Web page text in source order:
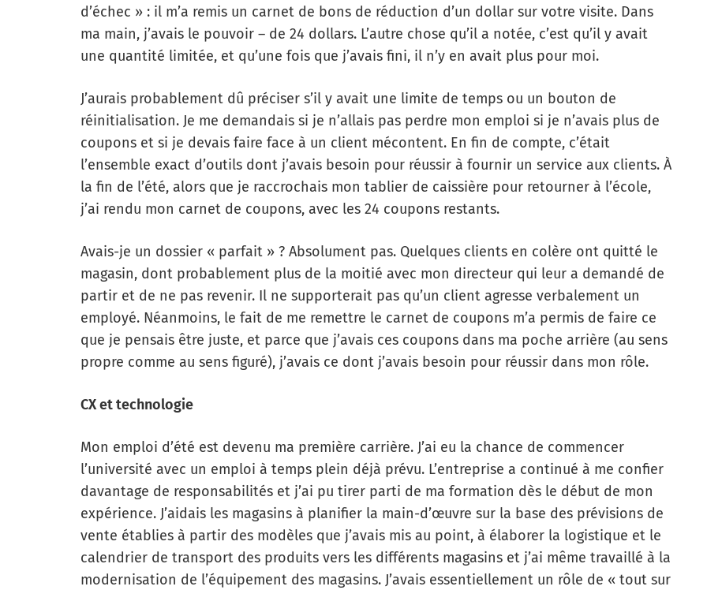
d’échec » : il m’a remis un carnet de bons de réduction d’un dollar sur votre visite. Dans
ma main, j’avais le pouvoir – de 24 dollars. L’autre chose qu’il a notée, c’est qu’il y avait
une quantité limitée, et qu’une fois que j’avais fini, il n’y en avait plus pour moi.
J’aurais probablement dû préciser s’il y avait une limite de temps ou un bouton de
réinitialisation. Je me demandais si je n’allais pas perdre mon emploi si je n’avais plus de
coupons et si je devais faire face à un client mécontent. En fin de compte, c’était
l’ensemble exact d’outils dont j’avais besoin pour réussir à fournir un service aux clients. À
la fin de l’été, alors que je raccrochais mon tablier de caissière pour retourner à l’école,
j’ai rendu mon carnet de coupons, avec les 24 coupons restants.
Avais-je un dossier « parfait » ? Absolument pas. Quelques clients en colère ont quitté le
magasin, dont probablement plus de la moitié avec mon directeur qui leur a demandé de
partir et de ne pas revenir. Il ne supporterait pas qu’un client agresse verbalement un
employé. Néanmoins, le fait de me remettre le carnet de coupons m’a permis de faire ce
que je pensais être juste, et parce que j’avais ces coupons dans ma poche arrière (au sens
propre comme au sens figuré), j’avais ce dont j’avais besoin pour réussir dans mon rôle.
CX et technologie
Mon emploi d’été est devenu ma première carrière. J’ai eu la chance de commencer
l’université avec un emploi à temps plein déjà prévu. L’entreprise a continué à me confier
davantage de responsabilités et j’ai pu tirer parti de ma formation dès le début de mon
expérience. J’aidais les magasins à planifier la main-d’œuvre sur la base des prévisions de
vente établies à partir des modèles que j’avais mis au point, à élaborer la logistique et le
calendrier de transport des produits vers les différents magasins et j’ai même travaillé à la
modernisation de l’équipement des magasins. J’avais essentiellement un rôle de « tout sur